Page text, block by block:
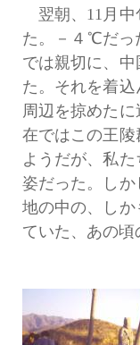
翌朝、11月中
た。－４℃だっ
では親切に、
た。それを着
周辺を掠めた
在ではこの王
ようだが、私
姿だった。し
地の中の、しか
ていた、あの頃